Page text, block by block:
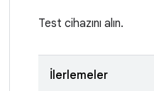
Test cihazını alın.
İlerlemeler